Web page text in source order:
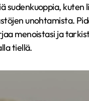
sudenkuoppia, kuten
unohtamista.
menoistasi ja
tiellä.